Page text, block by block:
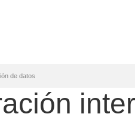
de datos